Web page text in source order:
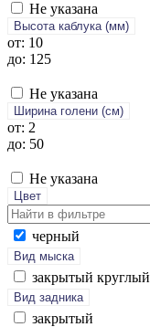
Не указана
Высота каблука (мм)
от: 10
до: 125
Не указана
Ширина голени (см)
от: 2
до: 50
Не указана
Цвет
чер­ный
Вид мыска
зак­ры­тый круг­лый
Вид задника
зак­ры­тый